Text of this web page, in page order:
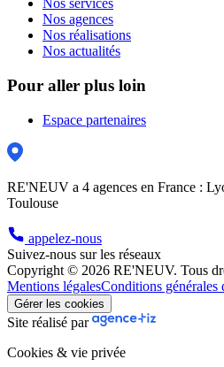
Nos services
Nos agences
Nos réalisations
Nos actualités
Pour aller plus loin
Espace partenaires
RE'NEUV a 4 agences en France :
Toulouse
appelez-nous
Suivez-nous sur les réseaux
Copyright © 2026 RE'NEUV. Tous
Mentions légalesConditions générales
Gérer les cookies
Site réalisé par
Cookies & vie privée